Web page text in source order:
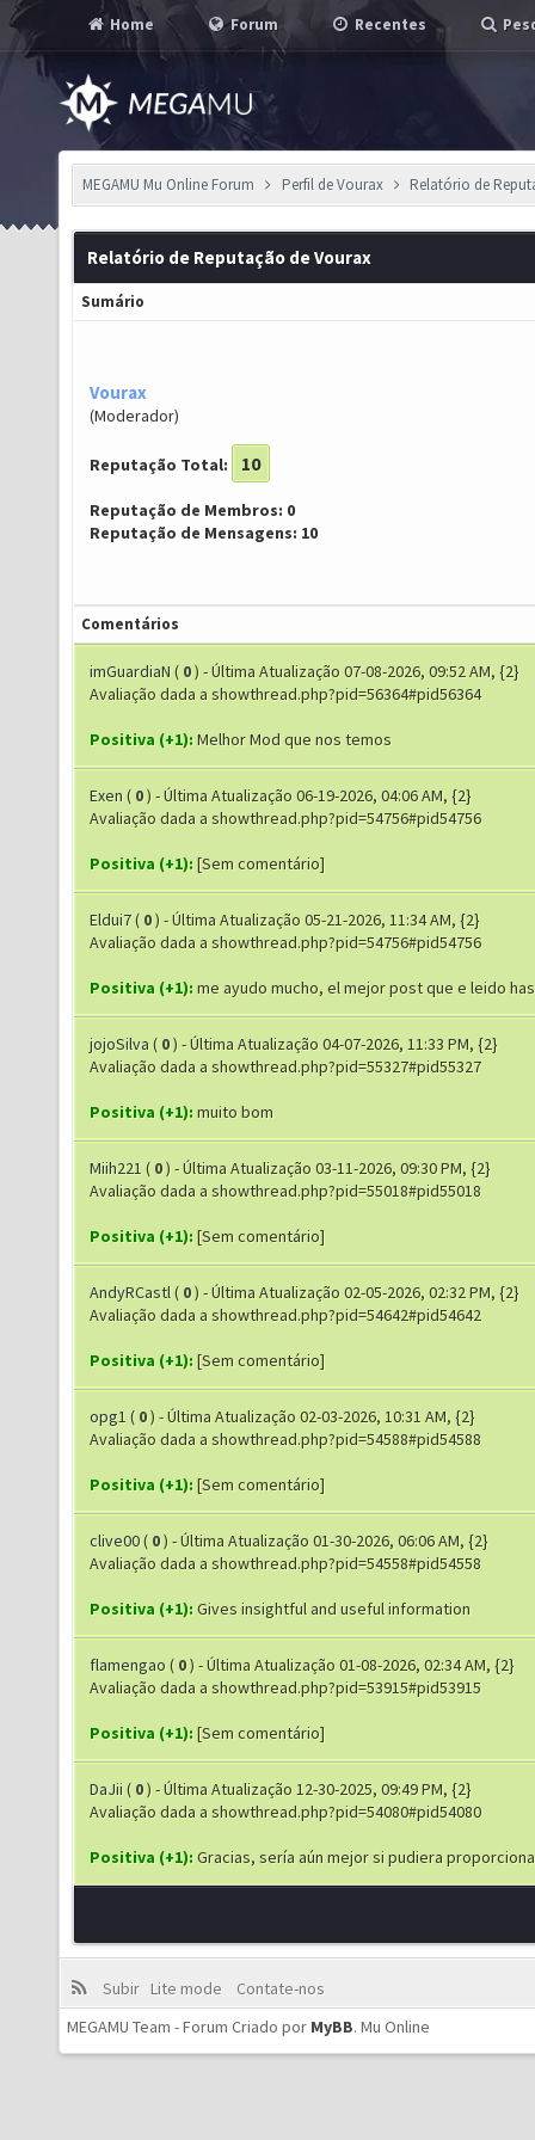
Home Forum Recentes
MEGAMU Mu Online Forum Perfil de Vourax Relatório de
Relatório de Reputação de Vourax
Sumário
Vourax
(Moderador)
Reputação Total: 10
Reputação de Membros: 0
Reputação de Mensagens: 10
Comentários
imGuardiaN ( 0) - Última Atualização 07-08-2026, 09:52 AM, {2}
Avaliação dada a showthread.php?pid=56364#pid56364
Positiva (+1): Melhor Mod que nos temos
Exen ( 0) - Última Atualização 06-19-2026, 04:06 AM, {2}
Avaliação dada a showthread.php?pid=54756#pid54756
Positiva (+1): [Sem comentário]
Eldui7( 0) - Última Atualização 05-21-2026, 11:34 AM, {2}
Avaliação dada a showthread.php?pid=54756#pid54756
Positiva (+1): me ayudo mucho, el mejor post que e leido
jojoSilva ( 0) - Última Atualização 04-07-2026, 11:33 PM, {2}
Avaliação dada a showthread.php?pid=55327#pid55327
Positiva (+1): muito bom
Miih221 ( 0) - Última Atualização 03-11-2026, 09:30 PM, {2}
Avaliação dada a showthread.php?pid=55018#pid55018
Positiva (+1): [Sem comentário]
AndyRCastl( 0) - Última Atualização 02-05-2026, 02:32 PM, {2}
Avaliação dada a showthread.php?pid=54642#pid54642
Positiva (+1): [Sem comentário]
opg1 ( 0) - Última Atualização 02-03-2026, 10:31 AM, {2}
Avaliação dada a showthread.php?pid=54588#pid54588
Positiva (+1): [Sem comentário]
clive00( 0) - Última Atualização 01-30-2026, 06:06 AM, {2}
Avaliação dada a showthread.php?pid=54558#pid54558
Positiva (+1): Gives insightful and useful information
flamengao ( 0) - Última Atualização 01-08-2026, 02:34 AM, {2}
Avaliação dada a showthread.php?pid=53915#pid53915
Positiva (+1): [Sem comentário]
DaJii ( 0) - Última Atualização 12-30-2025, 09:49 PM, {2}
Avaliação dada a showthread.php?pid=54080#pid54080
Positiva (+1): Gracias, sería aún mejor si pudiera
Subir Lite mode
Contate-nos
MEGAMU Team - Forum Criado por MyBB. Mu Online